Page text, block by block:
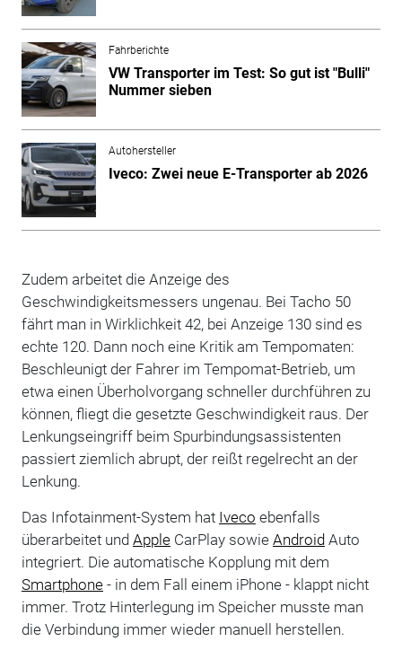
Fahrberichte
VW Transporter im Test: So gut ist "Bulli"
Nummer sieben
Autohersteller
Iveco: Zwei neue E-Transporter ab 2026
Zudem arbeitet die Anzeige des
Geschwindigkeitsmessers ungenau. Bei Tacho 50
fährt man in Wirklichkeit 42, bei Anzeige 130 sind es
echte 120. Dann noch eine Kritik am Tempomaten:
Beschleunigt der Fahrer im Tempomat-Betrieb, um
etwa einen Überholvorgang schneller durchführen zu
können, fliegt die gesetzte Geschwindigkeit raus. Der
Lenkungseingriff beim Spurbindungsassistenten
passiert ziemlich abrupt, der reißt regelrecht an der
Lenkung.
Das Infotainment-System hat Iveco ebenfalls
überarbeitet und AppleCarPlay sowie AndroidAuto
integriert. Die automatische Kopplung mit dem
Smartphone- in dem Fall einem iPhone - klappt nicht
immer. Trotz Hinterlegung im Speicher musste man
die Verbindung immer wieder manuell herstellen.